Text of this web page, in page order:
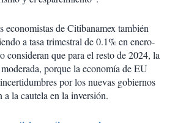
economistas de Citibanamex también
a tasa trimestral de 0.1% en enero-
consideran que para el resto de 2024, la
porque la economía de EU
por los nuevas gobiernos
la cautela en la inversión.